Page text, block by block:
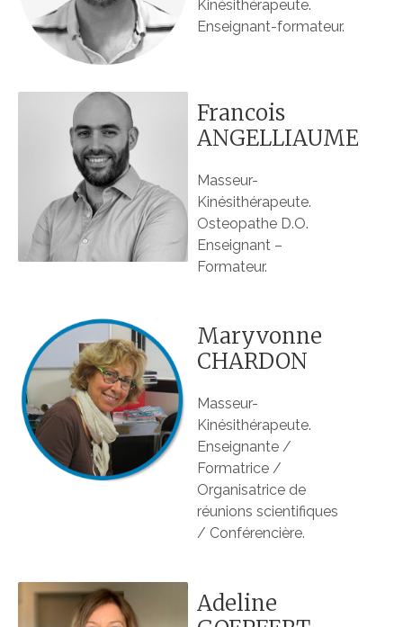
Kinésithérapeute.
Enseignant-formateur.
Francois
ANGELLIAUME
Masseur-
Kinésithérapeute.
Osteopathe D.O.
Enseignant –
Formateur.
Maryvonne
CHARDON
Masseur-
Kinésithérapeute.
Enseignante /
Formatrice /
Organisatrice de
réunions scientifiques
/ Conférencière.
Adeline